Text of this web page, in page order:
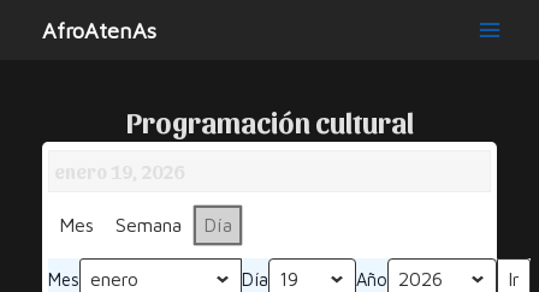
AfroAtenAs
Programación cultural
Mes Semana Día
Mes Día Año